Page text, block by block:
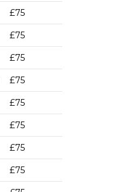
£75
£75
£75
£75
£75
£75
£75
£75